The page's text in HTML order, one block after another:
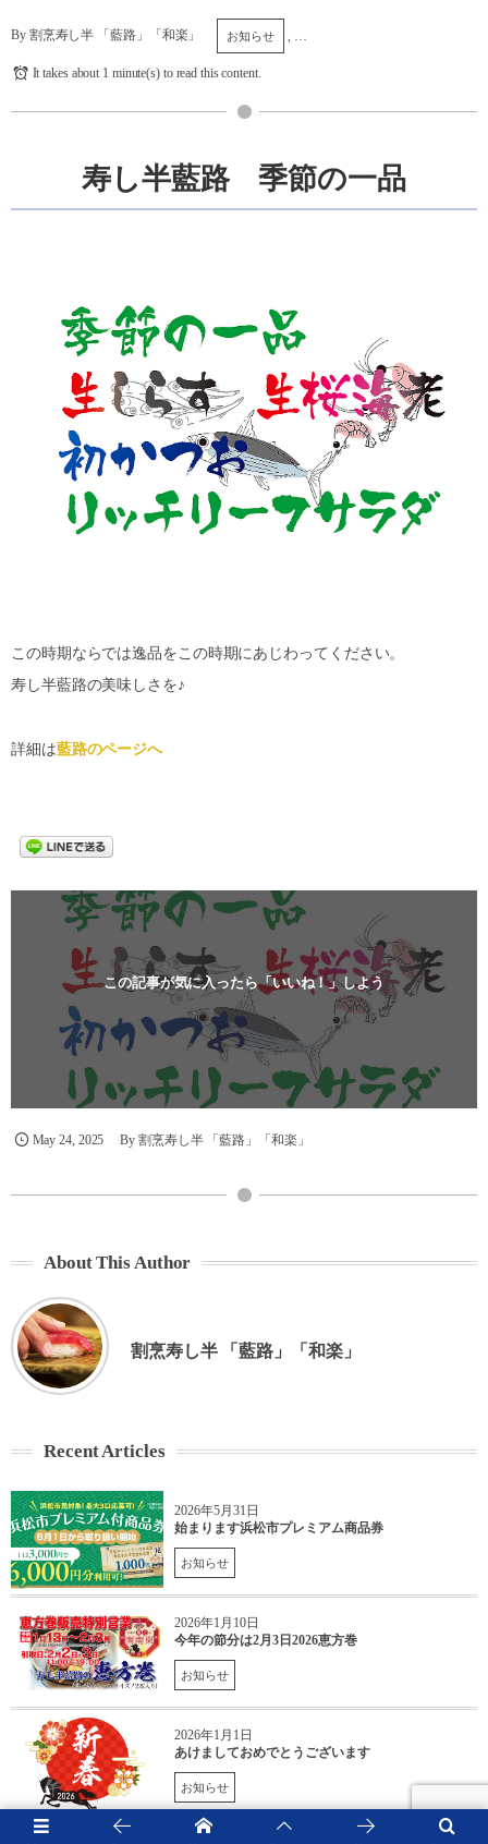
By 割烹寿し半 「藍路」「和楽」 お知らせ , …
It takes about 1 minute(s) to read this content.
寿し半藍路 季節の一品
この時期ならでは逸品をこの時期にあじわってください。
寿し半藍路の美味しさを♪
詳細は藍路のページへ
この記事が気に入ったら「いいね！」しよう
May 24, 2025 By割烹寿し半 「藍路」「和楽」
About This Author
割烹寿し半 「藍路」「和楽」
Recent Articles
2026年5月31日
始まります浜松市プレミアム商品券
お知らせ
2026年1月10日
今年の節分は2月3日2026恵方巻
お知らせ
2026年1月1日
あけましておめでとうございます
お知らせ